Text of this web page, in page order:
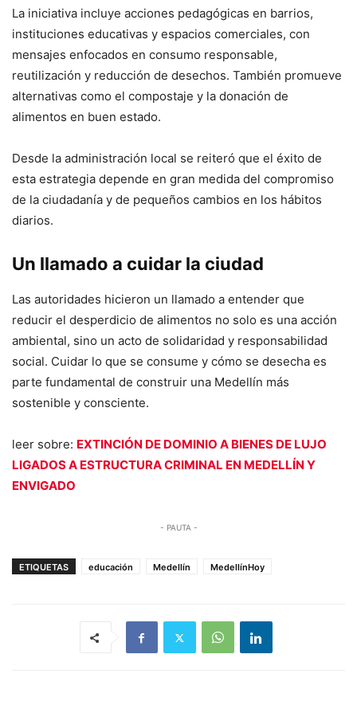
La iniciativa incluye acciones pedagógicas en barrios,
instituciones educativas y espacios comerciales, con
mensajes enfocados en consumo responsable,
reutilización y reducción de desechos. También promueve
alternativas como el compostaje y la donación de
alimentos en buen estado.
Desde la administración local se reiteró que el éxito de
esta estrategia depende en gran medida del compromiso
de la ciudadanía y de pequeños cambios en los hábitos
diarios.
Un llamado a cuidar la ciudad
Las autoridades hicieron un llamado a entender que
reducir el desperdicio de alimentos no solo es una acción
ambiental, sino un acto de solidaridad y responsabilidad
social. Cuidar lo que se consume y cómo se desecha es
parte fundamental de construir una Medellín más
sostenible y consciente.
leer sobre: EXTINCIÓN DE DOMINIO A BIENES DE LUJO
LIGADOS A ESTRUCTURA CRIMINAL EN MEDELLÍN Y
ENVIGADO
- PAUTA -
ETIQUETAS educación Medellín MedellínHoy